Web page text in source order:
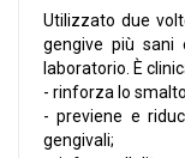
Utilizzato due
gengive più
laboratorio. È
- rinforza lo
- previene e
gengivali;